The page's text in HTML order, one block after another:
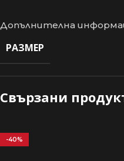
Допълнителна
РАЗМЕР
Свързани
-40%